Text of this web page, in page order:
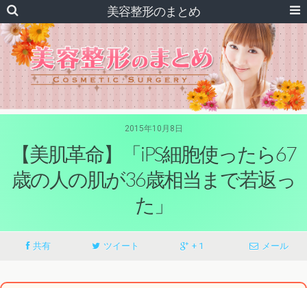
美容整形のまとめ
2015年10月8日
【美肌革命】「iPS細胞使ったら67
歳の人の肌が36歳相当まで若返っ
た」
共有 ツイート + 1 メール